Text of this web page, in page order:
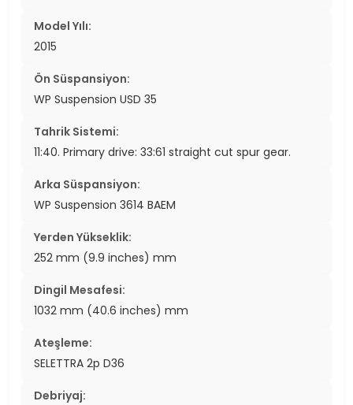
Model Yılı:
2015
Ön Süspansiyon:
WP Suspension USD 35
Tahrik Sistemi:
11:40. Primary drive: 33:61 straight cut spur gear.
Arka Süspansiyon:
WP Suspension 3614 BAEM
Yerden Yükseklik:
252 mm (9.9 inches) mm
Dingil Mesafesi:
1032 mm (40.6 inches) mm
Ateşleme:
SELETTRA 2p D36
Debriyaj: